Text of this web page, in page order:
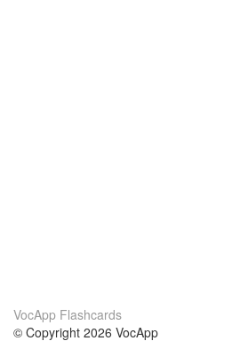
VocApp Flashcards
© Copyright 2026 VocApp